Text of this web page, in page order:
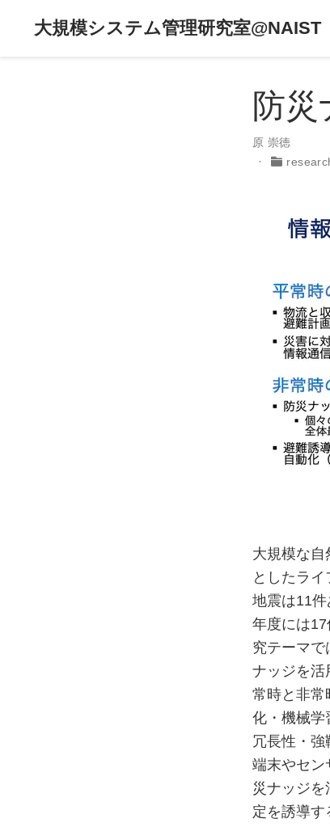
大規模システム管理研究室@NAIST
防
原 崇徳
大規模な自
としたラ
地震は11
年度には
究テーマで
ナッジを活
常時と非常
化・機械学
冗長性・
端末やセン
災ナッジ
定を誘導す